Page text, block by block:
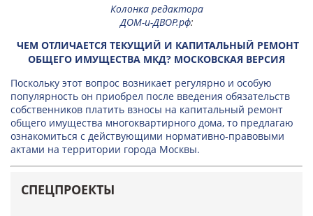
Колонка редактора
ДОМ-и-ДВОР.рф:
ЧЕМ ОТЛИЧАЕТСЯ ТЕКУЩИЙ И КАПИТАЛЬНЫЙ РЕМОНТ
ОБЩЕГО ИМУЩЕСТВА МКД? МОСКОВСКАЯ ВЕРСИЯ
Поскольку этот вопрос возникает регулярно и особую
популярность он приобрел после введения обязательств
собственников платить взносы на капитальный ремонт
общего имущества многоквартирного дома, то предлагаю
ознакомиться с действующими нормативно-правовыми
актами на территории города Москвы.
СПЕЦПРОЕКТЫ